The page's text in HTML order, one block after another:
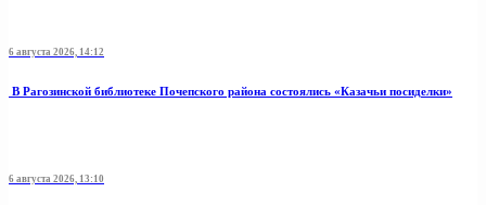
6 августа 2026, 14:12
В Рагозинской библиотеке Почепского района состоялись «Казачьи посиделки»
6 августа 2026, 13:10